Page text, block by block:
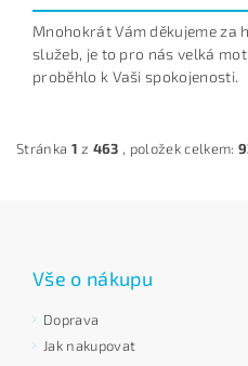
Mnohokrát Vám děkujeme za
služeb, je to pro nás velká
proběhlo k Vaši spokojenosti.
Stránka 1 z 463 , položek celkem:
Vše o nákupu
Doprava
Jak nakupovat